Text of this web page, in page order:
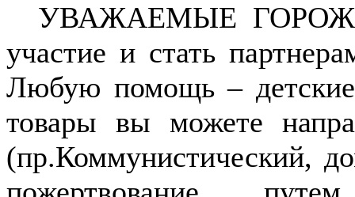
УВАЖАЕМЫЕ
участие и стать
Любую помощь –
товары вы можете
(пр.Коммунистический,